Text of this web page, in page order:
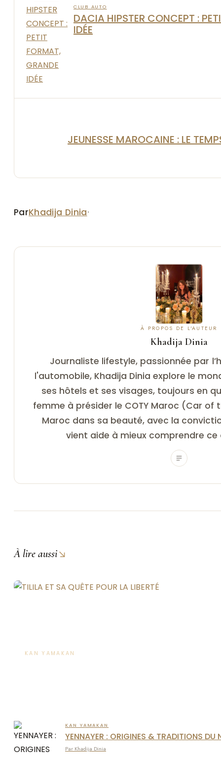
CLUB AUTO
DACIA HIPSTER CONCEPT :
IDÉE
JEUNESSE MAROCAINE : LE
ParKhadija Dinia·
À PROPOS DE L'AUTEUR
Khadija Dinia
Journaliste lifestyle, passionnée par l’histoire, le voyage et
l'automobile, Khadija Dinia explore le
ses hôtels et ses visages, toujours en
femme à présider le COTY Maroc (Car of
Maroc dans sa beauté, avec la
vient aide à mieux comprendre ce
À lire aussi↘
KAN YAMAKAN
KAN YAMAKAN
YENNAYER : ORIGINES & TRADITIONS DU
Par Khadija Dinia